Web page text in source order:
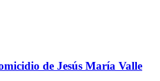
de Jesús María Valle